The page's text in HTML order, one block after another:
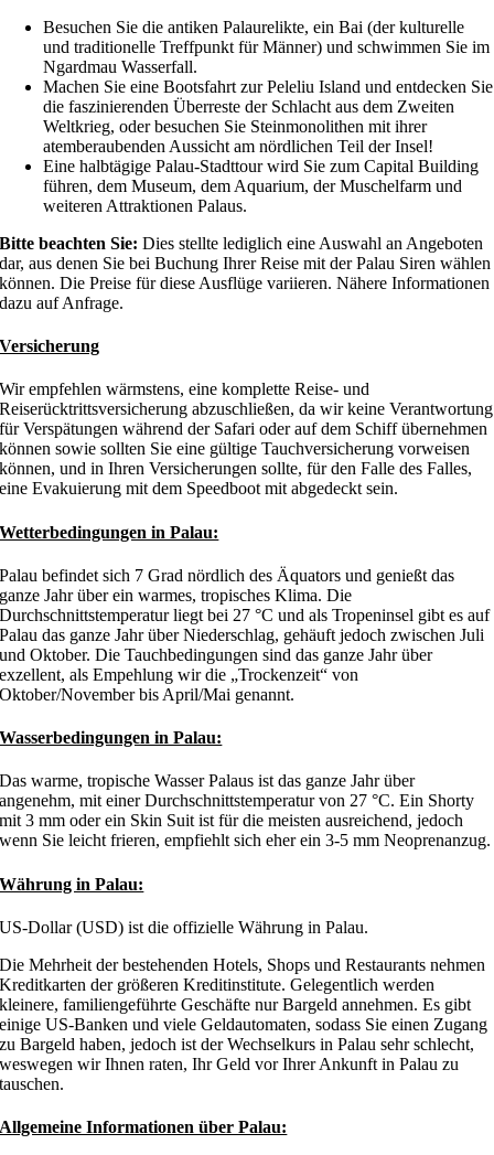
Besuchen Sie die antiken Palaurelikte, ein Bai (der kulturelle
und traditionelle Treffpunkt für Männer) und schwimmen Sie im
Ngardmau Wasserfall.
Machen Sie eine Bootsfahrt zur Peleliu Island und entdecken Sie
die faszinierenden Überreste der Schlacht aus dem Zweiten
Weltkrieg, oder besuchen Sie Steinmonolithen mit ihrer
atemberaubenden Aussicht am nördlichen Teil der Insel!
Eine halbtägige Palau-Stadttour wird Sie zum Capital Building
führen, dem Museum, dem Aquarium, der Muschelfarm und
weiteren Attraktionen Palaus.
Bitte beachten Sie:Dies stellte lediglich eine Auswahl an Angeboten
dar, aus denen Sie bei Buchung Ihrer Reise mit der Palau Siren wählen
können. Die Preise für diese Ausflüge variieren. Nähere Informationen
dazu auf Anfrage.
Versicherung
Wir empfehlen wärmstens, eine komplette Reise- und
Reiserücktrittsversicherung abzuschließen, da wir keine Verantwortung
für Verspätungen während der Safari oder auf dem Schiff übernehmen
können sowie sollten Sie eine gültige Tauchversicherung vorweisen
können, und in Ihren Versicherungen sollte, für den Falle des Falles,
eine Evakuierung mit dem Speedboot mit abgedeckt sein.
Wetterbedingungen in Palau:
Palau befindet sich 7 Grad nördlich des Äquators und genießt das
ganze Jahr über ein warmes, tropisches Klima. Die
Durchschnittstemperatur liegt bei 27 °C und als Tropeninsel gibt es auf
Palau das ganze Jahr über Niederschlag, gehäuft jedoch zwischen Juli
und Oktober. Die Tauchbedingungen sind das ganze Jahr über
exzellent, als Empehlung wir die „Trockenzeit“ von
Oktober/November bis April/Mai genannt.
Wasserbedingungen in Palau:
Das warme, tropische Wasser Palaus ist das ganze Jahr über
angenehm, mit einer Durchschnittstemperatur von 27 °C. Ein Shorty
mit 3 mm oder ein Skin Suit ist für die meisten ausreichend, jedoch
wenn Sie leicht frieren, empfiehlt sich eher ein 3-5 mm Neoprenanzug.
Währung in Palau:
US-Dollar (USD) ist die offizielle Währung in Palau.
Die Mehrheit der bestehenden Hotels, Shops und Restaurants nehmen
Kreditkarten der größeren Kreditinstitute. Gelegentlich werden
kleinere, familiengeführte Geschäfte nur Bargeld annehmen. Es gibt
einige US-Banken und viele Geldautomaten, sodass Sie einen Zugang
zu Bargeld haben, jedoch ist der Wechselkurs in Palau sehr schlecht,
weswegen wir Ihnen raten, Ihr Geld vor Ihrer Ankunft in Palau zu
tauschen.
Allgemeine Informationen über Palau: